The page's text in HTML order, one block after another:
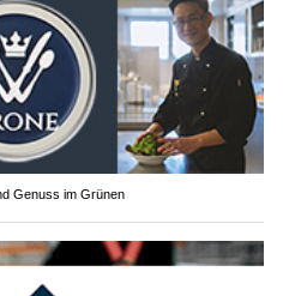
Genuss im Grünen